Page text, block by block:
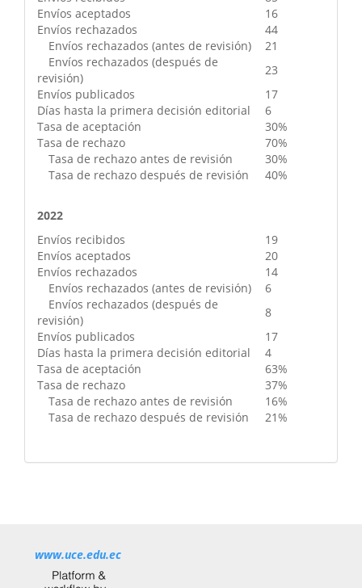
Envíos aceptados
16
Envíos rechazados
44
Envíos rechazados (antes de revisión)
21
Envíos rechazados (después de
revisión)
23
Envíos publicados
17
Días hasta la primera decisión editorial
6
Tasa de aceptación
30%
Tasa de rechazo
70%
Tasa de rechazo antes de revisión
30%
Tasa de rechazo después de revisión
40%
2022
Envíos recibidos
19
Envíos aceptados
20
Envíos rechazados
14
Envíos rechazados (antes de revisión)
6
Envíos rechazados (después de
revisión)
8
Envíos publicados
17
Días hasta la primera decisión editorial
4
Tasa de aceptación
63%
Tasa de rechazo
37%
Tasa de rechazo antes de revisión
16%
Tasa de rechazo después de revisión
21%
www.uce.edu.ec